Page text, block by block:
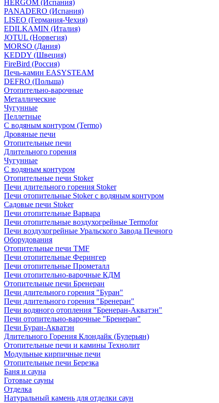
HERGOM (Испания)
PANADERO (Испания)
LISEO (Германия-Чехия)
EDILKAMIN (Италия)
JOTUL (Норвегия)
MORSO (Дания)
KEDDY (Швеция)
FireBird (Россия)
Печь-камин EASYSTEAM
DEFRO (Польша)
Отопительно-варочные
Металлические
Чугунные
Пеллетные
С водяным контуром (Termo)
Дровяные печи
Отопительные печи
Длительного горения
Чугунные
C водяным контуром
Отопительные печи Stoker
Печи длительного горения Stoker
Печи отопительные Stoker с водяным контуром
Садовые печи Stoker
Печи отопительные Варвара
Печи отопительные воздухогрейные Termofor
Печи воздухогрейные Уральского Завода Печного
Оборудования
Отопительные печи TMF
Печи отопительные Ферингер
Печи отопительные Прометалл
Печи отопительно-варочные КДМ
Отопительные печи Бренеран
Печи длительного горения "Буран"
Печи длительного горения "Бренеран"
Печи водяного отопления "Бренеран-Акватэн"
Печи отопительно-варочные "Бренеран"
Печи Буран-Акватэн
Длительного Горения Клондайк (Булерьян)
Отопительные печи и камины Технолит
Модульные кирпичные печи
Отопительные печи Березка
Баня и сауна
Готовые сауны
Отделка
Натуральный камень для отделки саун